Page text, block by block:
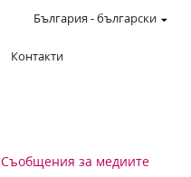
Контакти
България -български
Съобщения за медиите